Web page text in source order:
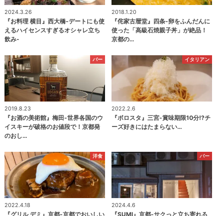
2024.3.26
『お料理 横目』西大橋-デートにも使
えるハイセンスすぎるオシャレ立ち
飲み-
2018.1.20
『侘家古暦堂』四条-卵をふんだんに
使った「高級石焼親子丼」が絶品！
京都の…
バー
2019.8.23
『お酒の美術館』梅田-世界各国のウ
イスキーが破格のお値段で！京都発
のおし…
イタリアン
2022.2.6
『ボロスタ』三宮-賞味期限10分⁉チ
ーズ好きにはたまらない…
洋食
2022.4.18
『グリル デミ』京都-京都でおいしい
バー
2024.4.6
『SUMI』京都-サクっと立ち寄れる